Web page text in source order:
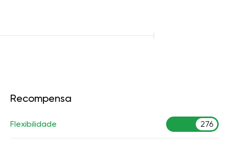
Recompensa
Flexibilidade 276